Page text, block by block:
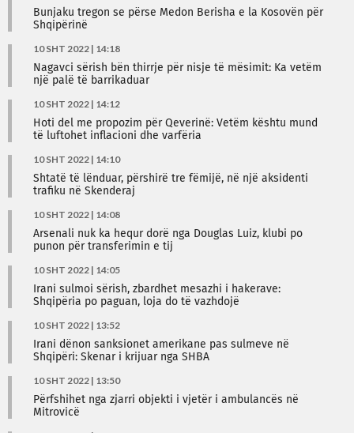
Bunjaku tregon se përse Medon Berisha e la Kosovën për
Shqipërinë
10 SHT 2022 | 14:18
Nagavci sërish bën thirrje për nisje të mësimit: Ka vetëm
një palë të barrikaduar
10 SHT 2022 | 14:12
Hoti del me propozim për Qeverinë: Vetëm kështu mund
të luftohet inflacioni dhe varfëria
10 SHT 2022 | 14:10
Shtatë të lënduar, përshirë tre fëmijë, në një aksidenti
trafiku në Skenderaj
10 SHT 2022 | 14:08
Arsenali nuk ka hequr dorë nga Douglas Luiz, klubi po
punon për transferimin e tij
10 SHT 2022 | 14:05
Irani sulmoi sërish, zbardhet mesazhi i hakerave:
Shqipëria po paguan, loja do të vazhdojë
10 SHT 2022 | 13:52
Irani dënon sanksionet amerikane pas sulmeve në
Shqipëri: Skenar i krijuar nga SHBA
10 SHT 2022 | 13:50
Përfshihet nga zjarri objekti i vjetër i ambulancës në
Mitrovicë